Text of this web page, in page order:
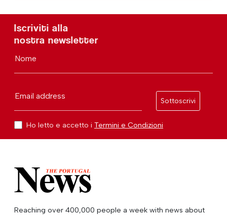
Iscriviti alla
nostra newsletter
Nome
Email address
Sottoscrivi
Ho letto e accetto i Termini e Condizioni
Reaching over 400,000 people a week with news about